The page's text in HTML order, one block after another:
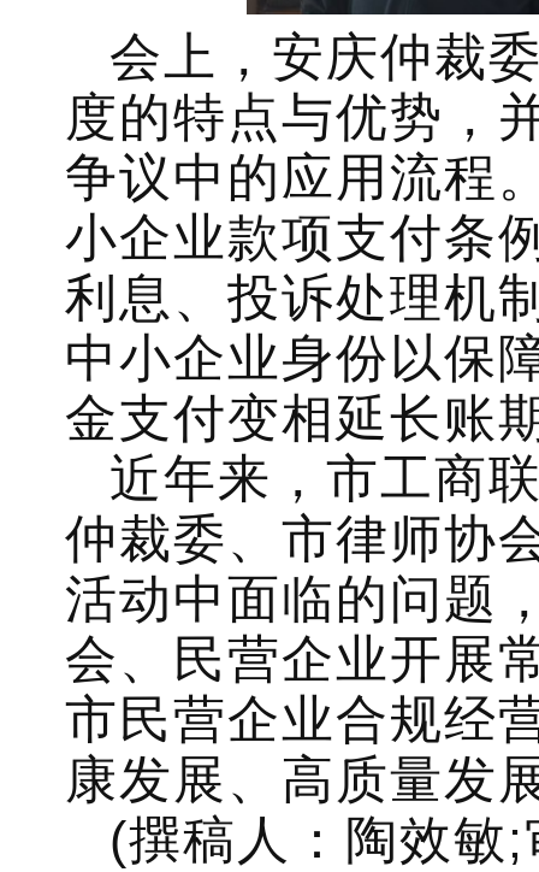
会上，安庆仲裁
度的特点与优势，
争议中的应用流程
小企业款项支付条
利息、投诉处理机
中小企业身份以保
金支付变相延长账
近年来，市工商
仲裁委、市律师协
活动中面临的问题
会、民营企业开展
市民营企业合规经
康发展、高质量发
(撰稿人：陶效敏